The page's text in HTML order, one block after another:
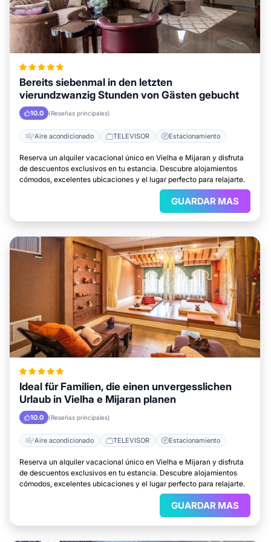
Bereits siebenmal in den letzten
vierundzwanzig Stunden von Gästen gebucht
10.0 (Reseñas principales)
Aire acondicionado TELEVISOR Estacionamiento
Reserva un alquiler vacacional único en Vielha e Mijaran y disfruta
de descuentos exclusivos en tu estancia. Descubre alojamientos
cómodos, excelentes ubicaciones y el lugar perfecto para relajarte.
GUARDAR MAS
Ideal für Familien, die einen unvergesslichen
Urlaub in Vielha e Mijaran planen
10.0 (Reseñas principales)
Aire acondicionado TELEVISOR Estacionamiento
Reserva un alquiler vacacional único en Vielha e Mijaran y disfruta
de descuentos exclusivos en tu estancia. Descubre alojamientos
cómodos, excelentes ubicaciones y el lugar perfecto para relajarte.
GUARDAR MAS